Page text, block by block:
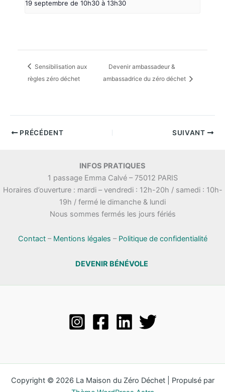
19 septembre de 10h30 à 13h30
Sensibilisation aux
règles zéro déchet
Devenir ambassadeur &
ambassadrice du zéro déchet
PRÉCÉDENT SUIVANT
INFOS PRATIQUES
1 passage Emma Calvé – 75012 PARIS
Horaires d’ouverture : mardi – vendredi : 12h-20h / samedi : 10h-
19h / fermé le dimanche & lundi
Nous sommes fermés les jours fériés
Contact– Mentions légales – Politique de confidentialité
DEVENIR BÉNÉVOLE
Copyright © 2026 La Maison du Zéro Déchet | Propulsé par